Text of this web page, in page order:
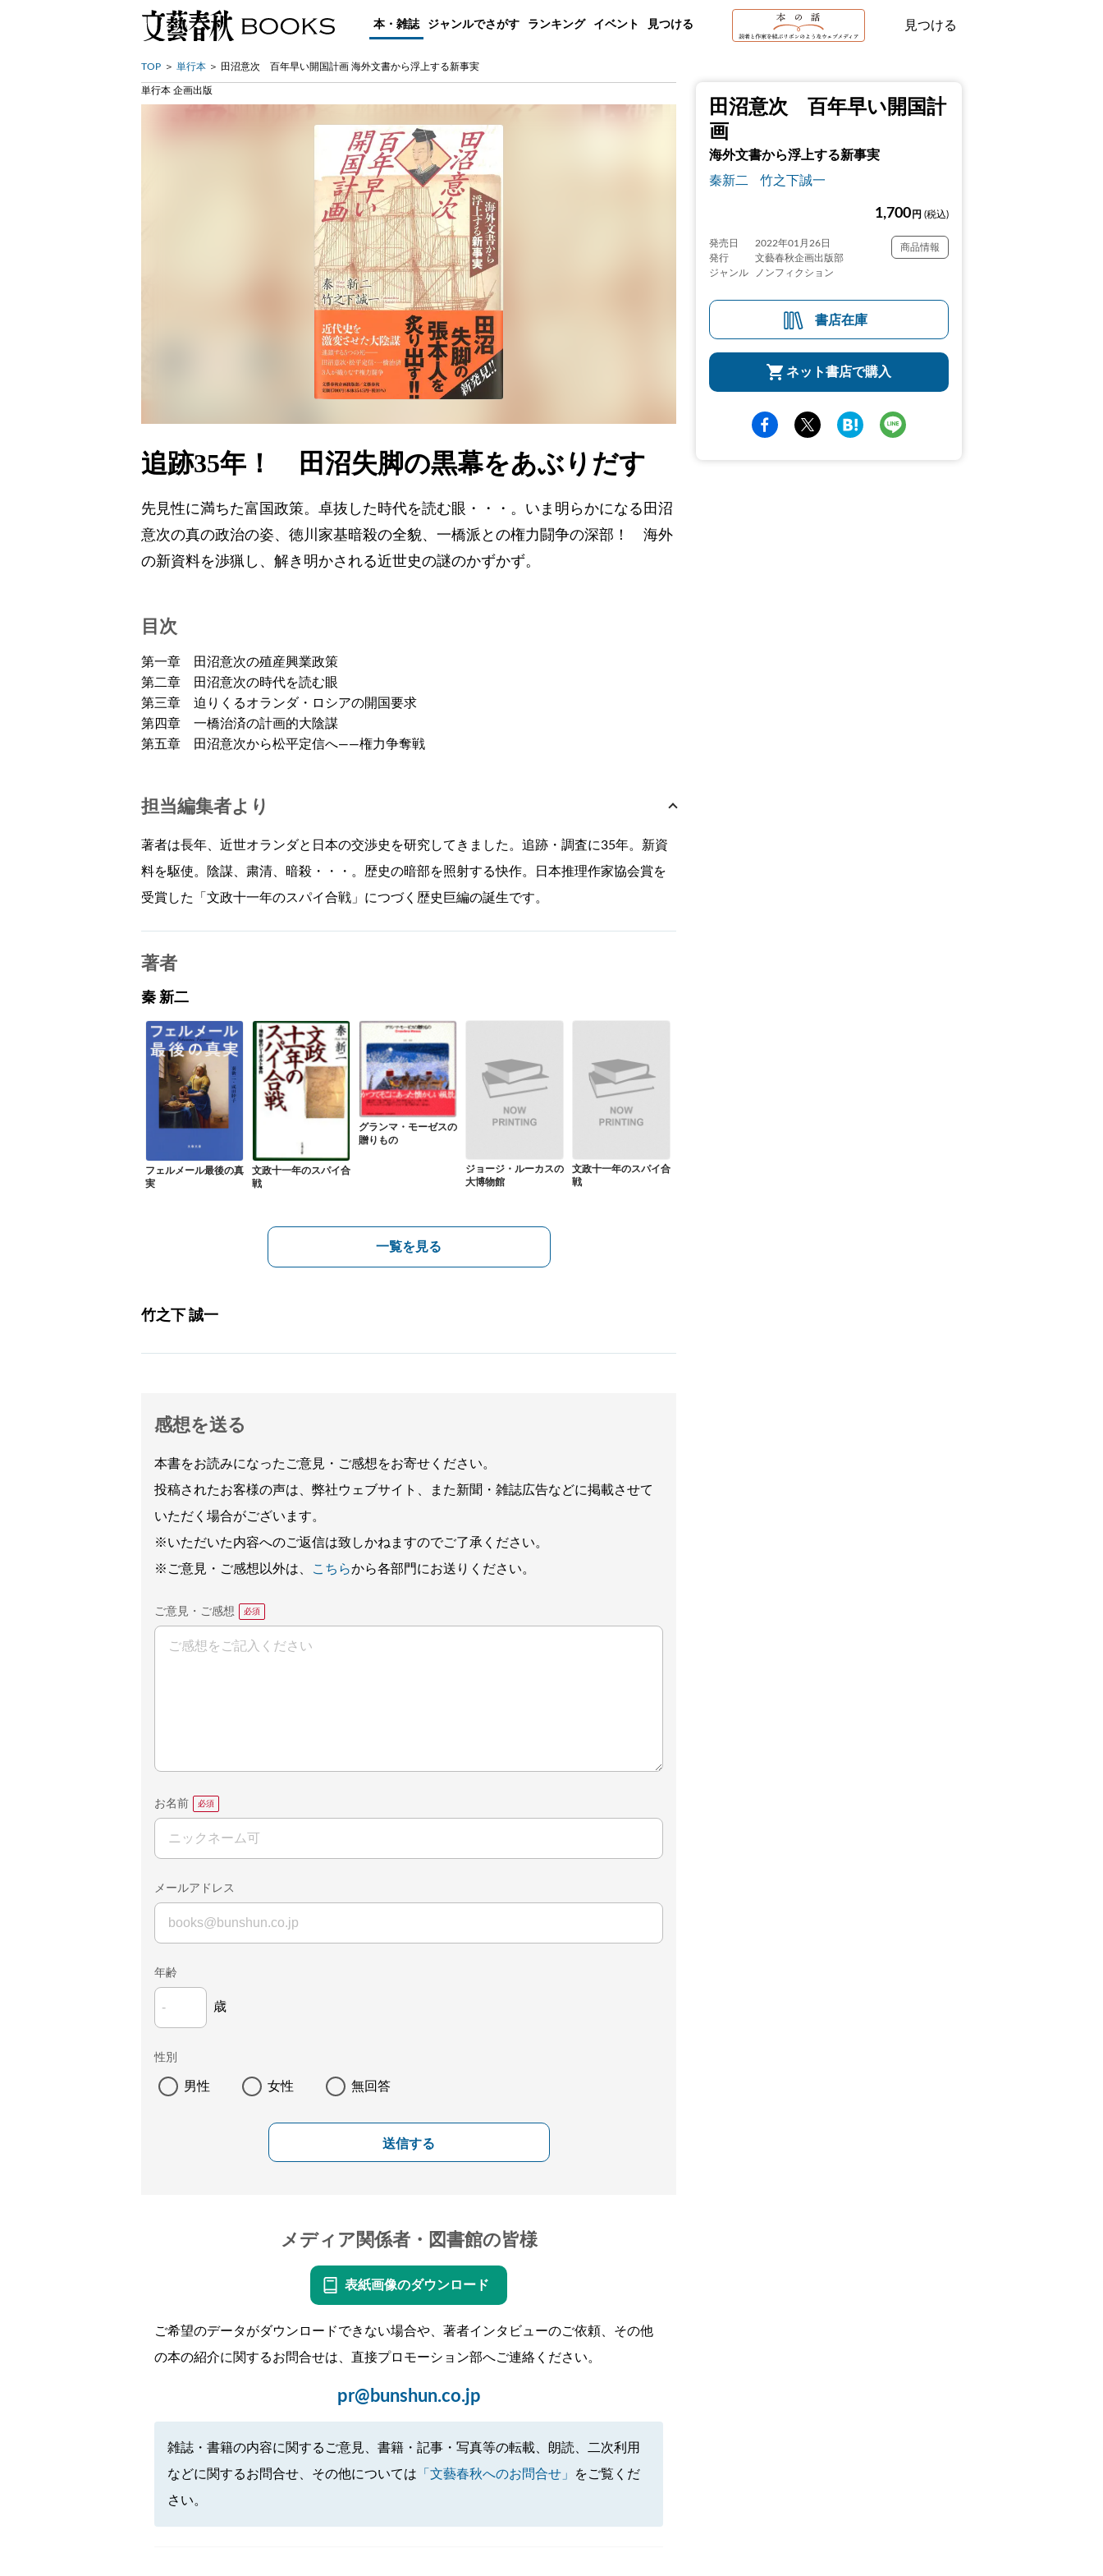
本・雑誌 ジャンルでさがす ランキング イベント 見つける 見つける
TOP 単行本 田沼意次 百年早い開国計画 海外文書から浮上する新事実
田沼意次 百年早い開国計
画
海外文書から浮上する新事実
秦新二
竹之下誠一
1,700 円 (税込)
発売日
2022年01月26日
発行
文藝春秋企画出版部
ジャンル
ノンフィクション
商品情報
書店在庫
ネット書店で購入
単行本 企画出版
追跡35年！ 田沼失脚の黒幕をあぶりだす
先見性に満ちた富国政策。卓抜した時代を読む眼・・・。いま明らかになる田沼
意次の真の政治の姿、徳川家基暗殺の全貌、一橋派との権力闘争の深部！ 海外
の新資料を渉猟し、解き明かされる近世史の謎のかずかず。
目次
第一章 田沼意次の殖産興業政策
第二章 田沼意次の時代を読む眼
第三章 迫りくるオランダ・ロシアの開国要求
第四章 一橋治済の計画的大陰謀
第五章 田沼意次から松平定信へ――権力争奪戦
担当編集者より
著者は長年、近世オランダと日本の交渉史を研究してきました。追跡・調査に35年。新資
料を駆使。陰謀、粛清、暗殺・・・。歴史の暗部を照射する快作。日本推理作家協会賞を
受賞した「文政十一年のスパイ合戦」につづく歴史巨編の誕生です。
著者
秦 新二
フェルメール最後の真
実
文政十一年のスパイ合
戦
グランマ・モーゼスの
贈りもの
ジョージ・ルーカスの
大博物館
文政十一年のスパイ合
戦
一覧を見る
竹之下 誠一
感想を送る
本書をお読みになったご意見・ご感想をお寄せください。
投稿されたお客様の声は、弊社ウェブサイト、また新聞・雑誌広告などに掲載させて
いただく場合がございます。
※いただいた内容へのご返信は致しかねますのでご了承ください。
※ご意見・ご感想以外は、
こちらから各部門にお送りください。
ご意見・ご感想
お名前
メールアドレス
年齢
歳
性別
男性 女性 無回答
送信する
メディア関係者・図書館の皆様
表紙画像のダウンロード
ご希望のデータがダウンロードできない場合や、著者インタビューのご依頼、その他
の本の紹介に関するお問合せは、直接プロモーション部へご連絡ください。
pr@bunshun.co.jp
雑誌・書籍の内容に関するご意見、書籍・記事・写真等の転載、朗読、二次利用
などに関するお問合せ、その他については 「文藝春秋へのお問合せ」
をご覧くだ
さい。